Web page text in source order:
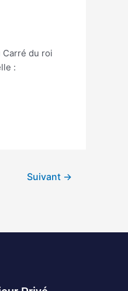
du roi
:
Suivant →